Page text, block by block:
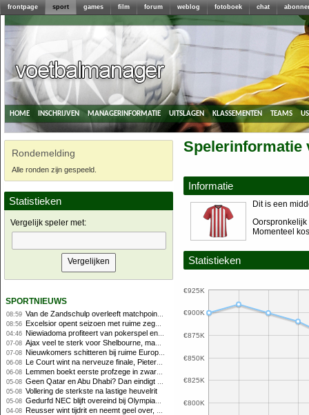
frontpage sport games film forum weblog fotoboek chat
home inschrijven managerinformatie uitslagen klassementen teams
Rondemelding
Alle ronden zijn gespeeld.
Statistieken
Vergelijk speler met:
sportnieuws
08:59 Van de Zandschulp overleeft matchpoints, ook Griekspoor verder in Montreal
08:56 Excelsior opent seizoen met ruime zege op promovendus Cambuur
04:46 Niewiadoma profiteert van pokerspel en grijpt geel op Ventoux
07-08 Ajax veel te sterk voor Shelbourne, maar houdt schade beperkt
07-08 Nieuwkomers schitteren bij ruime Europese zege FC Twente
06-08 Le Court wint na nerveuze finale, Pieterse derde
06-08 Lemmen boekt eerste profzege in zware Ronde van Polen-rit
05-08 Geen Qatar en Abu Dhabi? Dan eindigt Formule 1-seizoen mogelijk in Europa
05-08 Vollering de sterkste na lastige heuvelrit
05-08 Gedurfd NEC blijft overeind bij Olympiakos
04-08 Reusser wint tijdrit en neemt geel over, Nooijen knap tweede
Spelerinformatie
Informatie
Dit is een
Oorspronkelijk
Momenteel
Statistieken
€800K
€825K
€850K
€875K
€900K
€925K